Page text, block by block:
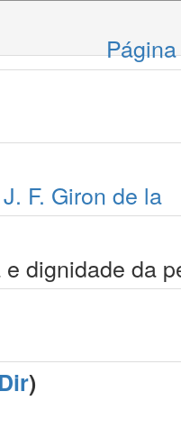
F. Giron de la
dignidade da
)